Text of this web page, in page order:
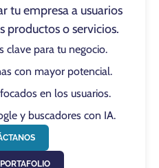
tu empresa a usuarios
productos o servicios.
clave para tu negocio.
con mayor potencial.
en los usuarios.
y buscadores con IA.